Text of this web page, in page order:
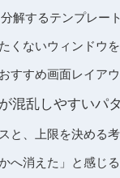
解するテンプレート
くないウィンドウ
すすめ画面レイア
混乱しやすいパ
と、上限を決める
へ消えた」と感じ